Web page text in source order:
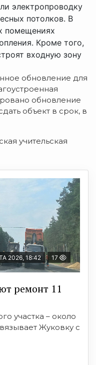
электропроводку
потолков. В
помещениях
Кроме того,
входную зону
обновление для
обновление
объект в срок, в
учительская
2026, 18:42 17
ремонт 11
участка – около
Жуковку с